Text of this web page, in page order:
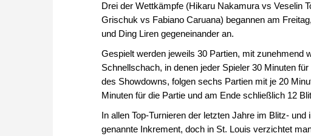
Drei der Wettkämpfe (Hikaru Nakamura vs Veselin
Grischuk vs Fabiano Caruana) begannen am
und Ding Liren gegeneinander an.
Gespielt werden jeweils 30 Partien, mit zunehmend
Schnellschach, in denen jeder Spieler 30 Minuten
des Showdowns, folgen sechs Partien mit je 20
Minuten für die Partie und am Ende schließlich 12
In allen Top-Turnieren der letzten Jahre im Blitz-
genannte Inkrement, doch in St. Louis verzichtet